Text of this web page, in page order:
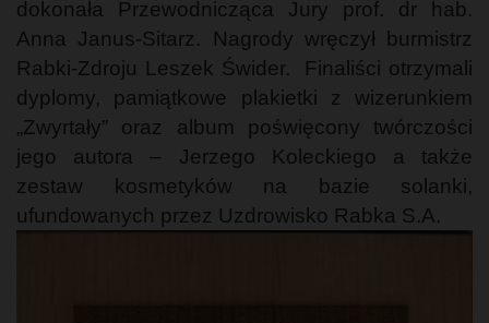
dokonała Przewodnicząca Jury prof. dr hab.
Anna Janus-Sitarz. Nagrody wręczył burmistrz
Rabki-Zdroju Leszek Świder. Finaliści otrzymali
dyplomy, pamiątkowe plakietki z wizerunkiem
„Zwyrtały” oraz album poświęcony twórczości
jego autora – Jerzego Koleckiego a także
zestaw kosmetyków na bazie solanki,
ufundowanych przez Uzdrowisko Rabka S.A.